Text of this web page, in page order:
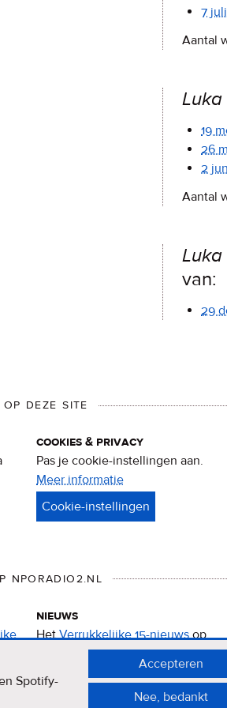
7
Aantal
Luka
19
26
2
Aantal
Luka
van:
29
OP DEZE SITE
cookies & privacy
Pas je cookie-instellingen aan.
Meer informatie
&
NPORADIO2.NL
nieuws
HetVerrukkelijke 15-nieuwsop
de NPO Radio 2-website.
Spotify-
Accepteren
Nee, bedankt